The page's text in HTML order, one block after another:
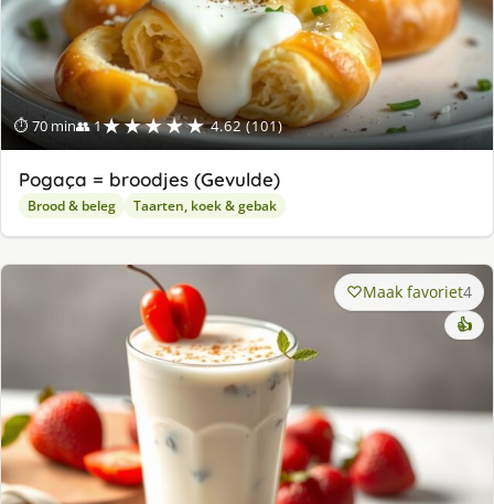
⏱ 70 min👥 1★★★★★ 4.62 (101)
Pogaça = broodjes (Gevulde)
Brood & beleg Taarten, koek & gebak
Maak favoriet4
👍